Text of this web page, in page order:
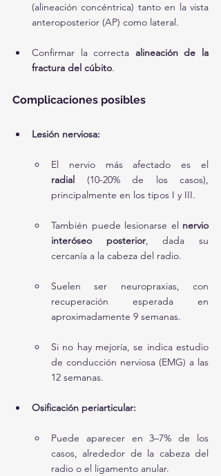
(alineación concéntrica) tanto en la vista
anteroposterior (AP) como lateral.
Confirmar la correcta alineación de la
fractura del cúbito.
Complicaciones posibles
Lesión nerviosa:
radial (10-20% de los casos),
principalmente en los tipos I y III.
También puede lesionarse el nervio
interóseo posterior, dada su
cercanía a la cabeza del radio.
Suelen ser neuropraxias, con
recuperación esperada en
aproximadamente 9 semanas.
Si no hay mejoría, se indica estudio
de conducción nerviosa (EMG) a las
12 semanas.
Osificación periarticular:
Puede aparecer en 3–7% de los
casos, alrededor de la cabeza del
radio o el ligamento anular.